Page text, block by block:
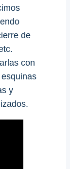
de
con
y